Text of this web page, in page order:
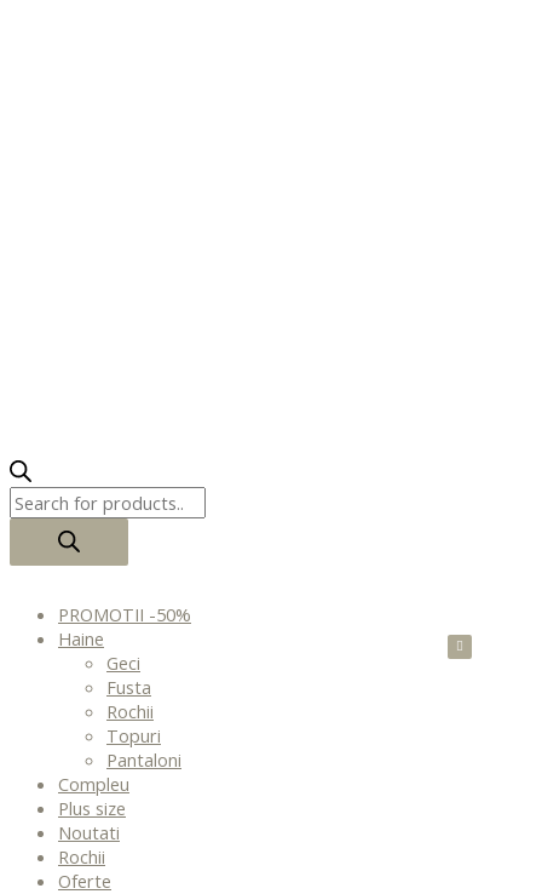
PROMOTII -50%
Haine
Geci
Fusta
Rochii
Topuri
Pantaloni
Compleu
Plus size
Noutati
Rochii
Oferte